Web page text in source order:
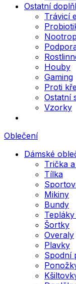
Ostatní
Trávicí
Houby
Gaming
Proti
Ostatní
Vzorky
Oblečení
Dámské
Trička
Tílka
Mikiny
Bundy
Šortky
Overaly
Plavky
Spodní